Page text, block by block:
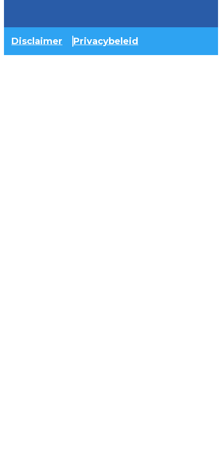
Disclaimer Privacybeleid